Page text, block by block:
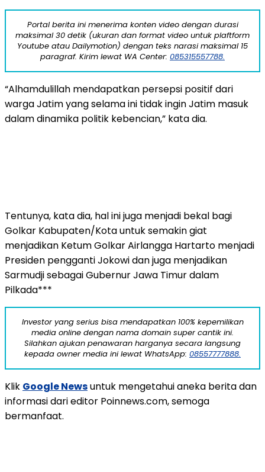
Portal berita ini menerima konten video dengan durasi
maksimal 30 detik (ukuran dan format video untuk plaftform
Youtube atau Dailymotion) dengan teks narasi maksimal 15
paragraf. Kirim lewat WA Center: 085315557788.
“Alhamdulillah mendapatkan persepsi positif dari
warga Jatim yang selama ini tidak ingin Jatim masuk
dalam dinamika politik kebencian,” kata dia.
Tentunya, kata dia, hal ini juga menjadi bekal bagi
Golkar Kabupaten/Kota untuk semakin giat
menjadikan Ketum Golkar Airlangga Hartarto menjadi
Presiden pengganti Jokowi dan juga menjadikan
Sarmudji sebagai Gubernur Jawa Timur dalam
Pilkada***
Investor yang serius bisa mendapatkan 100% kepemilikan
media online dengan nama domain super cantik ini.
Silahkan ajukan penawaran harganya secara langsung
kepada owner media ini lewat WhatsApp: 08557777888.
Klik Google Newsuntuk mengetahui aneka berita dan
informasi dari editor Poinnews.com, semoga
bermanfaat.